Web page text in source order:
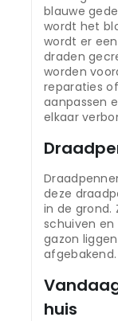
blauwe
wordt het
wordt er
draden
worden
reparaties
aanpassen
elkaar
deze
in de grond.
schuiven
gazon
afgebakend.
huis